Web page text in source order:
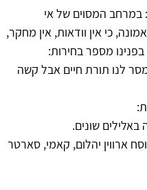
במרחב המסוים של אי
כי אין וודאות, אין מחקר,
מספר בחירות:
לנו תורת חיים אבל קשה
שונים.
ארווין יהלום, קאמי, סארטר